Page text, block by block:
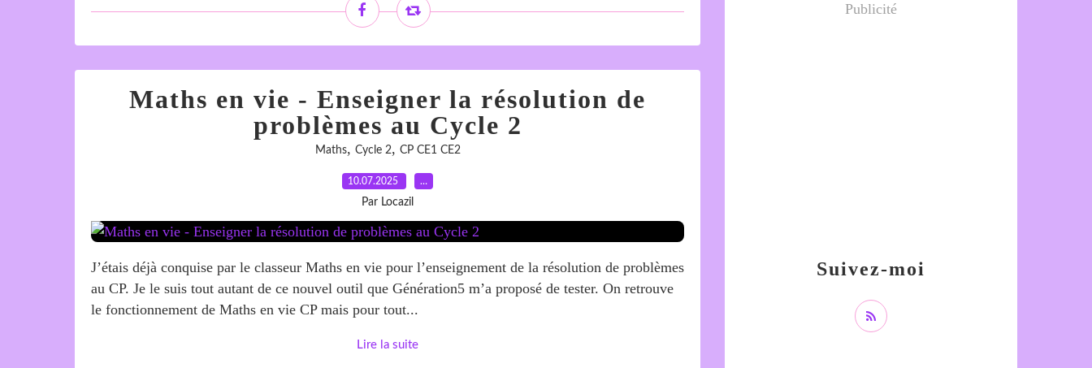
Maths en vie - Enseigner la résolution de
problèmes au Cycle 2
Maths, Cycle 2, CP CE1 CE2
10.07.2025 …
Par Locazil
J’étais déjà conquise par le classeur Maths en vie pour l’enseignement de la résolution de problèmes
au CP. Je le suis tout autant de ce nouvel outil que Génération5 m’a proposé de tester. On retrouve
le fonctionnement de Maths en vie CP mais pour tout...
Lire la suite
Suivez-moi
Publicité